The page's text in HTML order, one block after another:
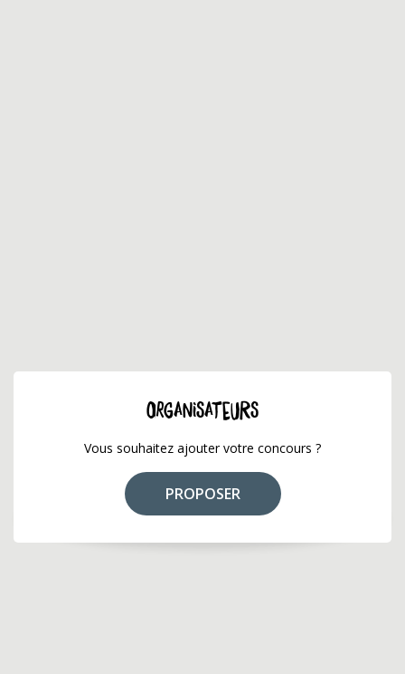
ORGANISATEURS
Vous souhaitez ajouter votre concours ?
PROPOSER